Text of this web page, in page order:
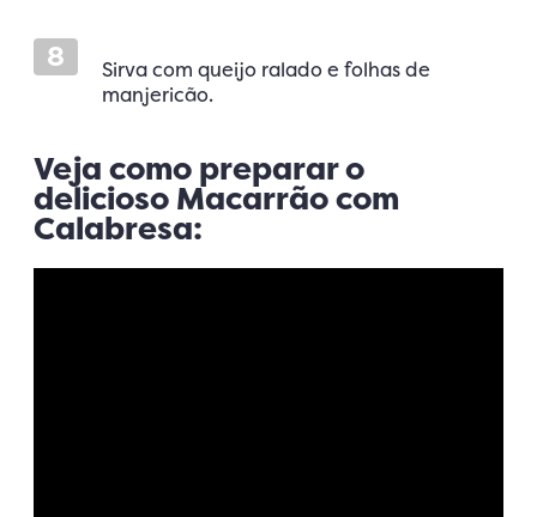
8
Sirva com queijo ralado e folhas de
manjericão.
Veja como preparar o
delicioso Macarrão com
Calabresa: